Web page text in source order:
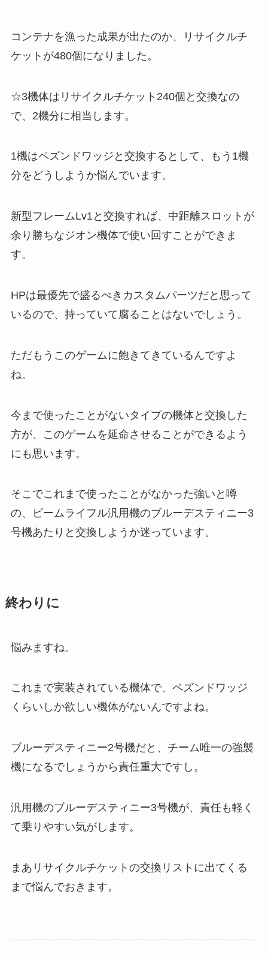
コンテナを漁った成果が出たのか、リサイクルチ
ケットが480個になりました。
☆3機体はリサイクルチケット240個と交換なの
で、2機分に相当します。
1機はペズンドワッジと交換するとして、もう1機
分をどうしようか悩んでいます。
新型フレームLv1と交換すれば、中距離スロットが
余り勝ちなジオン機体で使い回すことができま
す。
HPは最優先で盛るべきカスタムパーツだと思って
いるので、持っていて腐ることはないでしょう。
ただもうこのゲームに飽きてきているんですよ
ね。
今まで使ったことがないタイプの機体と交換した
方が、このゲームを延命させることができるよう
にも思います。
そこでこれまで使ったことがなかった強いと噂
の、ビームライフル汎用機のブルーデスティニー3
号機あたりと交換しようか迷っています。
終わりに
悩みますね。
これまで実装されている機体で、ペズンドワッジ
くらいしか欲しい機体がないんですよね。
ブルーデスティニー2号機だと、チーム唯一の強襲
機になるでしょうから責任重大ですし。
汎用機のブルーデスティニー3号機が、責任も軽く
て乗りやすい気がします。
まあリサイクルチケットの交換リストに出てくる
まで悩んでおきます。